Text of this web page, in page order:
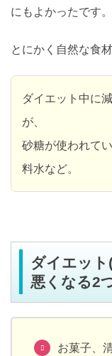
にもよかったです。
とにかく自然な食
ダイエット中に
が、
砂糖が使われて
料水など。
ダイエッ
悪くなる2
お菓子、